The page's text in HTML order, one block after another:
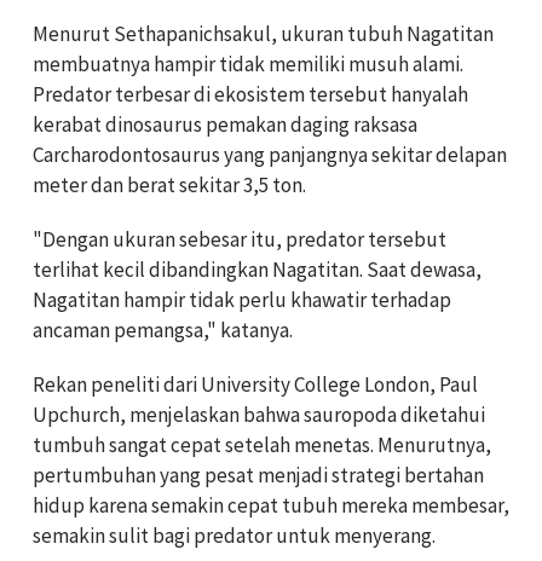
Menurut Sethapanichsakul, ukuran tubuh Nagatitan
membuatnya hampir tidak memiliki musuh alami.
Predator terbesar di ekosistem tersebut hanyalah
kerabat dinosaurus pemakan daging raksasa
Carcharodontosaurus yang panjangnya sekitar delapan
meter dan berat sekitar 3,5 ton.
"Dengan ukuran sebesar itu, predator tersebut
terlihat kecil dibandingkan Nagatitan. Saat dewasa,
Nagatitan hampir tidak perlu khawatir terhadap
ancaman pemangsa," katanya.
Rekan peneliti dari University College London, Paul
Upchurch, menjelaskan bahwa sauropoda diketahui
tumbuh sangat cepat setelah menetas. Menurutnya,
pertumbuhan yang pesat menjadi strategi bertahan
hidup karena semakin cepat tubuh mereka membesar,
semakin sulit bagi predator untuk menyerang.